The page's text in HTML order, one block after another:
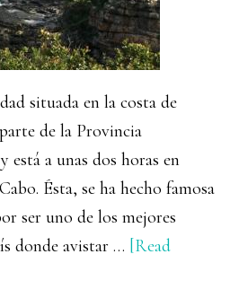
situada en la costa de
de la Provincia
está a unas dos horas en
Ésta, se ha hecho famosa
ser uno de los mejores
donde avistar … [Read